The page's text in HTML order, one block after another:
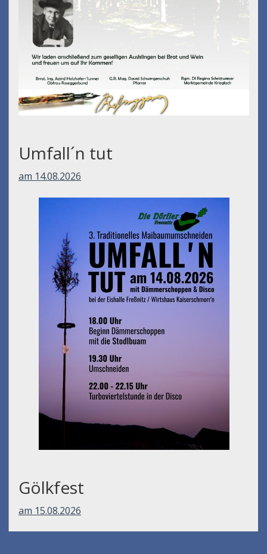
Umfall´n tut
am 14.08.2026
Gölkfest
am 15.08.2026